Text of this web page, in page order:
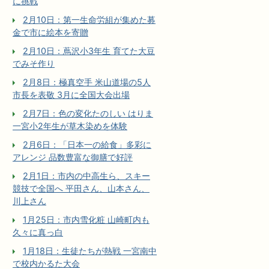
2月10日：第一生命労組が集めた募
金で市に絵本を寄贈
2月10日：蔦沢小3年生 育てた大豆
でみそ作り
2月8日：極真空手 米山道場の5人
市長を表敬 3月に全国大会出場
2月7日：色の変化たのしい はりま
一宮小2年生が草木染めを体験
2月6日：「日本一の給食」多彩に
アレンジ 品数豊富な御膳で好評
2月1日：市内の中高生ら、スキー
競技で全国へ 平田さん、山本さん、
川上さん
1月25日：市内雪化粧 山崎町内も
久々に真っ白
1月18日：生徒たちが熱戦 一宮南中
で校内かるた大会